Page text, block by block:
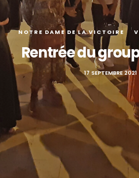
NOTRE DAME DE LA VICTOIRE
Rentrée du
17 SEPTEMBRE 2021